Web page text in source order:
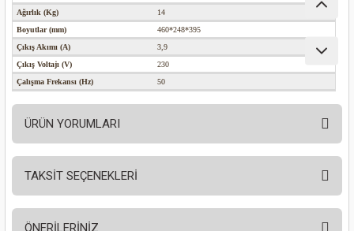
Ağırlık (Kg)
14
Boyutlar (mm)
460*248*395
Çıkış Akımı (A)
3,9
Çıkış Voltajı (V)
230
Çalışma Frekansı (Hz)
50
ÜRÜN YORUMLARI
TAKSİT SEÇENEKLERİ
ÖNERİLERİNİZ